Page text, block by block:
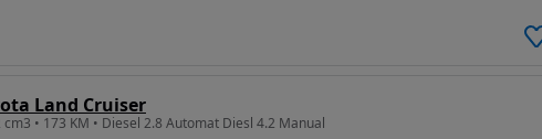
Land Cruiser
cm3 • 173 KM • Diesel 2.8 Automat Diesl 4.2 Manual